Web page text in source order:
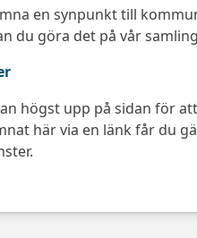
en synpunkt till
du göra det på vår
högst upp på sidan för
här via en länk får du